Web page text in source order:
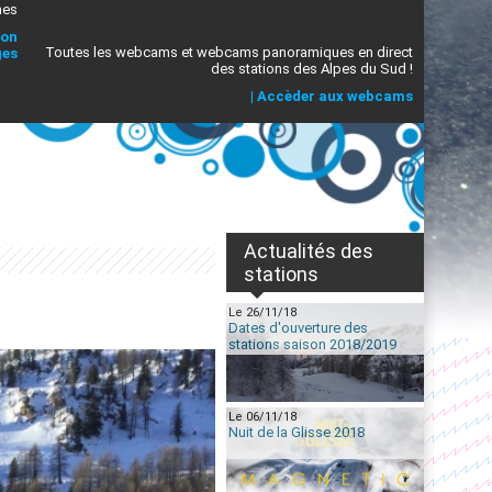
Toutes les webcams et webcams panoramiques en direct
des stations des Alpes du Sud !
| Accèder aux webcams
Actualités des
stations
Le 26/11/18
Dates d'ouverture des
stations saison 2018/2019
Le 06/11/18
Nuit de la Glisse 2018